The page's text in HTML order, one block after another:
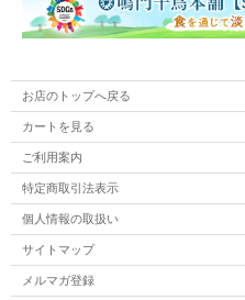
お店のトップへ戻る
カートを見る
ご利用案内
特定商取引法表示
個人情報の取扱い
サイトマップ
メルマガ登録